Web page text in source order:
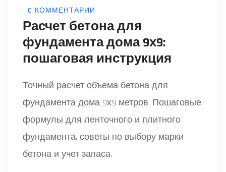
0 КОММЕНТАРИИ
Расчет бетона для
фундамента дома 9х9:
пошаговая инструкция
Точный расчет объема бетона для
фундамента дома 9х9 метров. Пошаговые
формулы для ленточного и плитного
фундамента, советы по выбору марки
бетона и учет запаса.